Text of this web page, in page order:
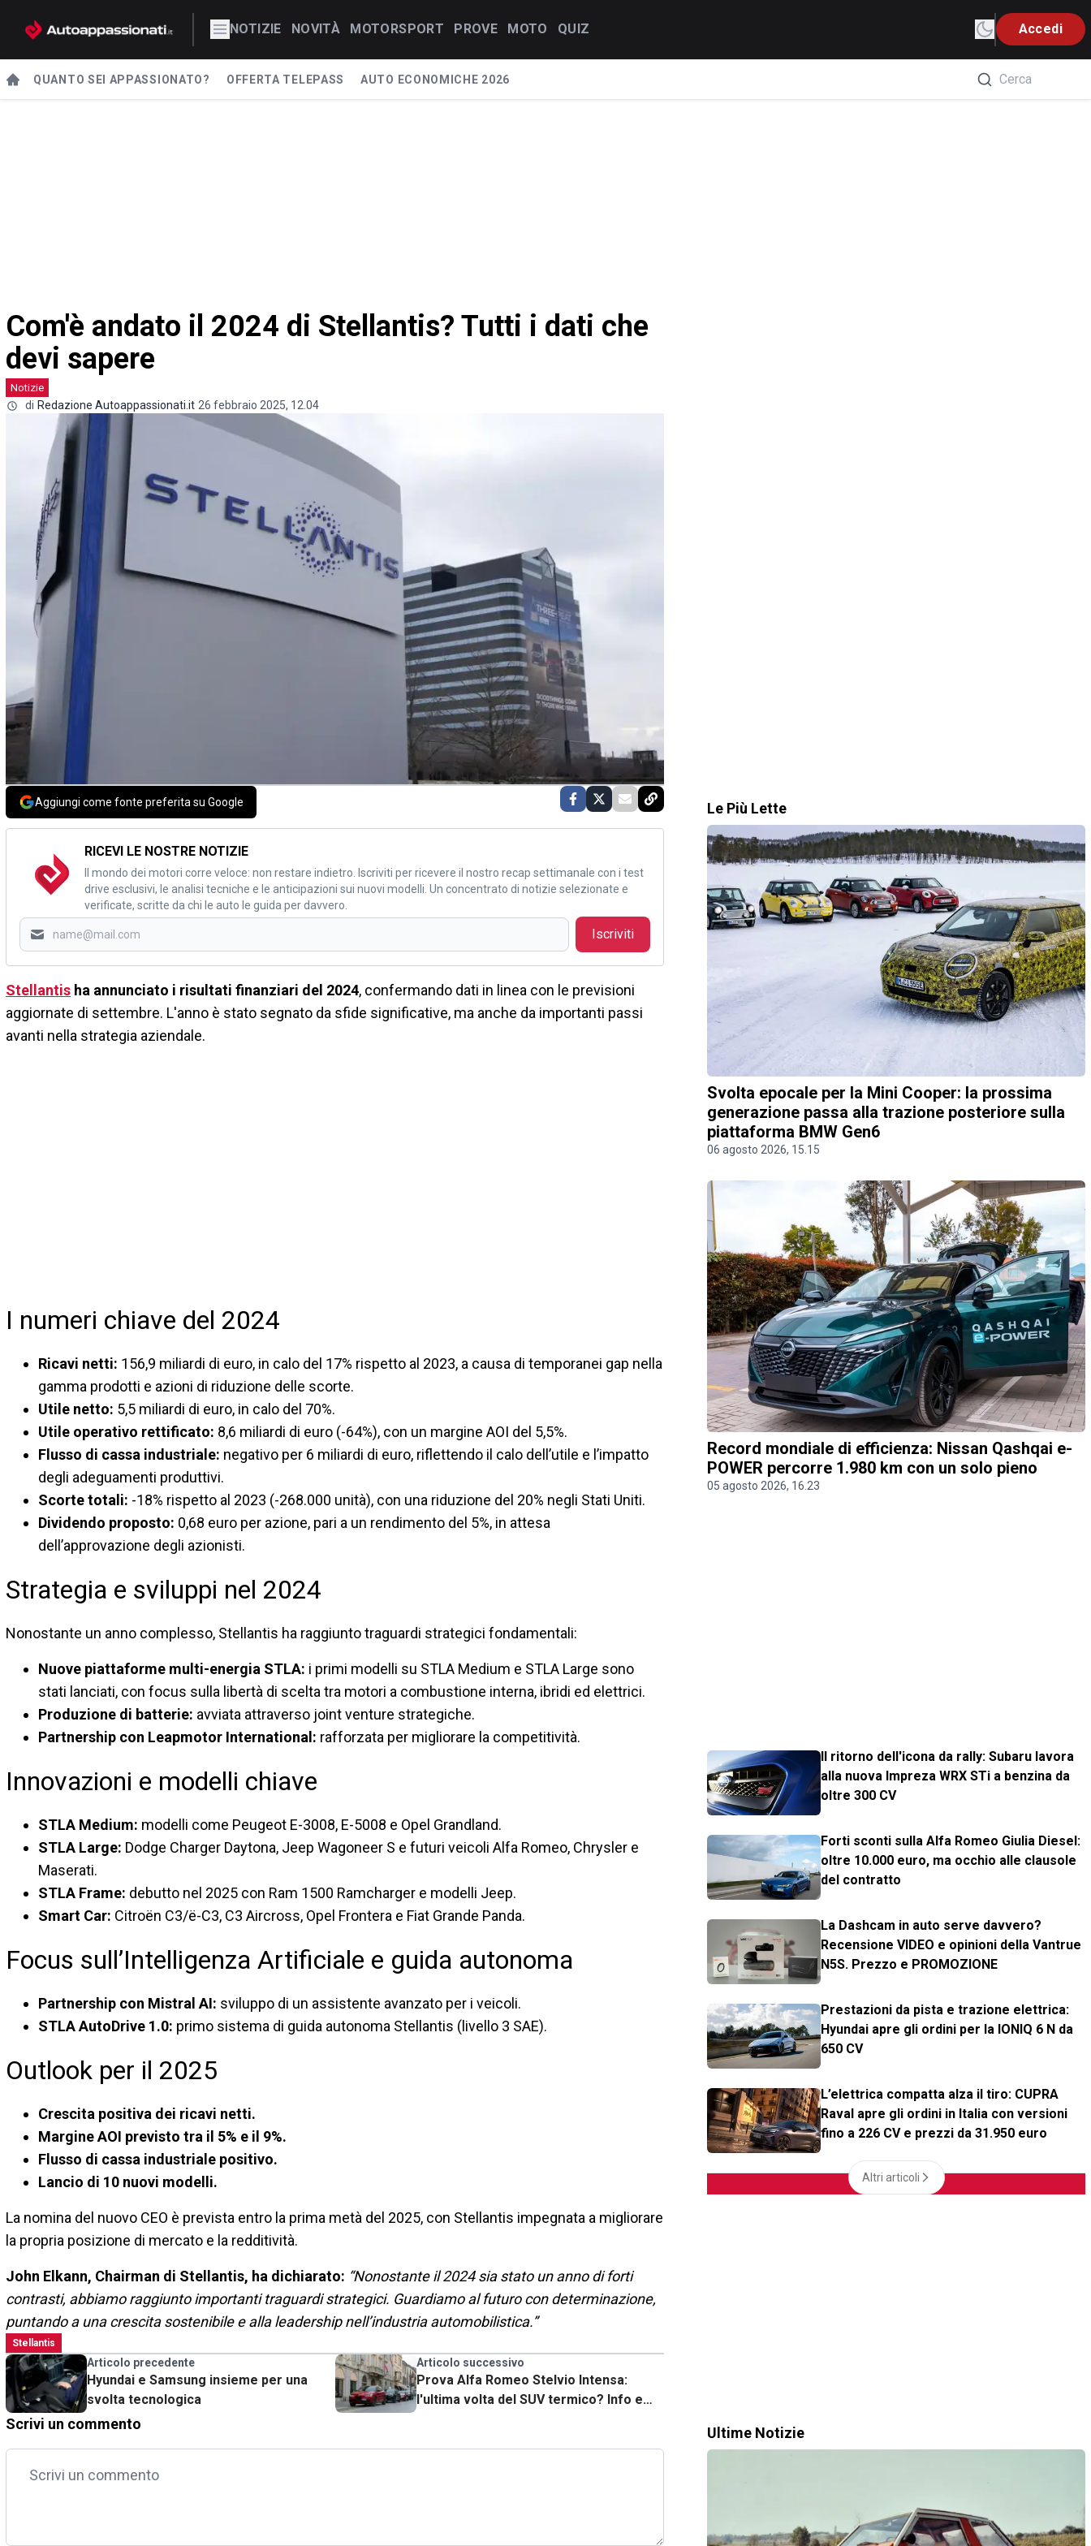
NOTIZIE NOVITÀ MOTORSPORT PROVE MOTO QUIZ Accedi
QUANTO SEI APPASSIONATO? OFFERTA TELEPASS AUTO ECONOMICHE 2026
Com'è andato il 2024 di Stellantis? Tutti i dati che
devi sapere
Notizie
di Redazione Autoappassionati.it 26 febbraio 2025, 12.04
Aggiungi come fonte preferita su Google
RICEVI LE NOSTRE NOTIZIE
Il mondo dei motori corre veloce: non restare indietro. Iscriviti per ricevere il nostro recap settimanale con i test
drive esclusivi, le analisi tecniche e le anticipazioni sui nuovi modelli. Un concentrato di notizie selezionate e
verificate, scritte da chi le auto le guida per davvero.
Iscriviti
Stellantis ha annunciato i risultati finanziari del 2024, confermando dati in linea con le previsioni
aggiornate di settembre. L'anno è stato segnato da sfide significative, ma anche da importanti passi
avanti nella strategia aziendale.
I numeri chiave del 2024
Ricavi netti: 156,9 miliardi di euro, in calo del 17% rispetto al 2023, a causa di temporanei gap nella
gamma prodotti e azioni di riduzione delle scorte.
Utile netto: 5,5 miliardi di euro, in calo del 70%.
Utile operativo rettificato: 8,6 miliardi di euro (-64%), con un margine AOI del 5,5%.
Flusso di cassa industriale: negativo per 6 miliardi di euro, riflettendo il calo dell’utile e l’impatto
degli adeguamenti produttivi.
Scorte totali: -18% rispetto al 2023 (-268.000 unità), con una riduzione del 20% negli Stati Uniti.
Dividendo proposto: 0,68 euro per azione, pari a un rendimento del 5%, in attesa
dell’approvazione degli azionisti.
Strategia e sviluppi nel 2024
Nonostante un anno complesso, Stellantis ha raggiunto traguardi strategici fondamentali:
Nuove piattaforme multi-energia STLA: i primi modelli su STLA Medium e STLA Large sono
stati lanciati, con focus sulla libertà di scelta tra motori a combustione interna, ibridi ed elettrici.
Produzione di batterie: avviata attraverso joint venture strategiche.
Partnership con Leapmotor International: rafforzata per migliorare la competitività.
Innovazioni e modelli chiave
STLA Medium: modelli come Peugeot E-3008, E-5008 e Opel Grandland.
STLA Large: Dodge Charger Daytona, Jeep Wagoneer S e futuri veicoli Alfa Romeo, Chrysler e
Maserati.
STLA Frame: debutto nel 2025 con Ram 1500 Ramcharger e modelli Jeep.
Smart Car: Citroën C3/ë-C3, C3 Aircross, Opel Frontera e Fiat Grande Panda.
Focus sull’Intelligenza Artificiale e guida autonoma
Partnership con Mistral AI: sviluppo di un assistente avanzato per i veicoli.
STLA AutoDrive 1.0: primo sistema di guida autonoma Stellantis (livello 3 SAE).
Outlook per il 2025
Crescita positiva dei ricavi netti.
Margine AOI previsto tra il 5% e il 9%.
Flusso di cassa industriale positivo.
Lancio di 10 nuovi modelli.
La nomina del nuovo CEO è prevista entro la prima metà del 2025, con Stellantis impegnata a migliorare
la propria posizione di mercato e la redditività.
John Elkann, Chairman di Stellantis, ha dichiarato: “Nonostante il 2024 sia stato un anno di forti
contrasti, abbiamo raggiunto importanti traguardi strategici. Guardiamo al futuro con determinazione,
puntando a una crescita sostenibile e alla leadership nell’industria automobilistica.”
Stellantis
Articolo precedente
Hyundai e Samsung insieme per una
svolta tecnologica
Articolo successivo
Prova Alfa Romeo Stelvio Intensa:
l'ultima volta del SUV termico? Info e
Scrivi un commento
Le Più Lette
Svolta epocale per la Mini Cooper: la prossima
generazione passa alla trazione posteriore sulla
piattaforma BMW Gen6
06 agosto 2026, 15.15
Record mondiale di efficienza: Nissan Qashqai e-
POWER percorre 1.980 km con un solo pieno
05 agosto 2026, 16.23
Il ritorno dell'icona da rally: Subaru lavora
alla nuova Impreza WRX STi a benzina da
oltre 300 CV
Forti sconti sulla Alfa Romeo Giulia Diesel:
oltre 10.000 euro, ma occhio alle clausole
del contratto
La Dashcam in auto serve davvero?
Recensione VIDEO e opinioni della Vantrue
N5S. Prezzo e PROMOZIONE
Prestazioni da pista e trazione elettrica:
Hyundai apre gli ordini per la IONIQ 6 N da
650 CV
L’elettrica compatta alza il tiro: CUPRA
Raval apre gli ordini in Italia con versioni
fino a 226 CV e prezzi da 31.950 euro
Altri articoli
Ultime Notizie